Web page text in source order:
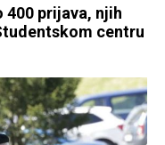
400 prijava, njih
centru